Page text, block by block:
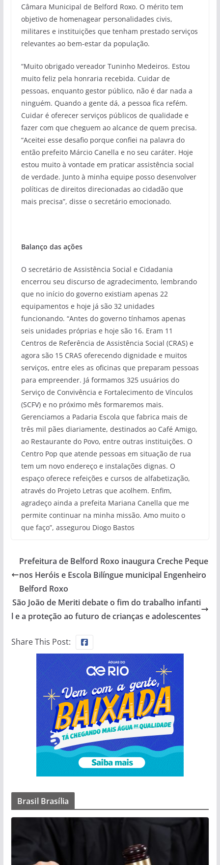
Câmara Municipal de Belford Roxo. O mérito tem
objetivo de homenagear personalidades civis,
militares e instituições que tenham prestado serviços
relevantes ao bem-estar da população.
“Muito obrigado vereador Tuninho Medeiros. Estou
muito feliz pela honraria recebida. Cuidar de
pessoas, enquanto gestor público, não é dar nada a
ninguém. Quando a gente dá, a pessoa fica refém.
Cuidar é oferecer serviços públicos de qualidade e
fazer com que cheguem ao alcance de quem precisa.
“Aceitei esse desafio porque confiei na palavra do
então prefeito Márcio Canella e no seu caráter. Hoje
estou muito à vontade em praticar assistência social
de verdade. Junto à minha equipe posso desenvolver
políticas de direitos direcionadas ao cidadão que
mais precisa”, disse o secretário emocionado.
Balanço das ações
O secretário de Assistência Social e Cidadania
encerrou seu discurso de agradecimento, lembrando
que no início do governo existiam apenas 22
equipamentos e hoje já são 32 unidades
funcionando. “Antes do governo tínhamos apenas
seis unidades próprias e hoje são 16. Eram 11
Centros de Referência de Assistência Social (CRAS) e
agora são 15 CRAS oferecendo dignidade e muitos
serviços, entre eles as oficinas que preparam pessoas
para empreender. Já formamos 325 usuários do
Serviço de Convivência e Fortalecimento de Vínculos
(SCFV) e no próximo mês formaremos mais.
Gerenciamos a Padaria Escola que fabrica mais de
três mil pães diariamente, destinados ao Café Amigo,
ao Restaurante do Povo, entre outras instituições. O
Centro Pop que atende pessoas em situação de rua
tem um novo endereço e instalações dignas. O
espaço oferece refeições e cursos de alfabetização,
através do Projeto Letras que acolhem. Enfim,
agradeço ainda a prefeita Mariana Canella que me
permite continuar na minha missão. Amo muito o
que faço”, assegurou Diogo Bastos
Prefeitura de Belford Roxo inaugura Creche Peque
nos Heróis e Escola Bilíngue municipal Engenheiro
Belford Roxo
São João de Meriti debate o fim do trabalho infanti
l e a proteção ao futuro de crianças e adolescentes
Share This Post:
Brasil Brasília